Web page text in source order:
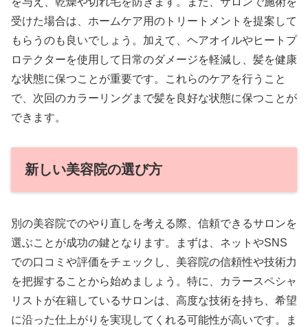
受けた場合は、ホームケア用のトリートメントを提案して
もらうのも良いでしょう。加えて、ヘアオイルやヒートプ
ロテクターを使用して日常のダメージを軽減し、髪を健康
な状態に保つことが重要です。これらのケアを行うこと
で、次回のカラーリングまで髪を良好な状態に保つことが
できます。
新しい美容院の選び方
別の美容院でのやり直しを考える際、信頼できるサロンを
選ぶことが成功の鍵となります。まずは、ネットやSNS
での口コミや評価をチェックし、美容院の信頼性や技術力
を把握することから始めましょう。特に、カラースペシャ
リストが在籍しているサロンは、高度な技術を持ち、希望
に沿った仕上がりを実現してくれる可能性が高いです。ま